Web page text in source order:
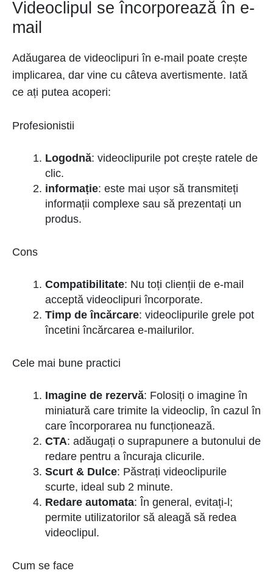
Videoclipul se încorporează în e-
mail
Adăugarea de videoclipuri în e-mail poate crește
implicarea, dar vine cu câteva avertismente. Iată
ce ați putea acoperi:
Profesionistii
Logodnă: videoclipurile pot crește ratele de
clic.
informație: este mai ușor să transmiteți
informații complexe sau să prezentați un
produs.
Cons
Compatibilitate: Nu toți clienții de e-mail
acceptă videoclipuri încorporate.
Timp de încărcare: videoclipurile grele pot
încetini încărcarea e-mailurilor.
Cele mai bune practici
Imagine de rezervă: Folosiți o imagine în
miniatură care trimite la videoclip, în cazul în
care încorporarea nu funcționează.
CTA: adăugați o suprapunere a butonului de
redare pentru a încuraja clicurile.
Scurt & Dulce: Păstrați videoclipurile
scurte, ideal sub 2 minute.
Redare automata: În general, evitați-l;
permite utilizatorilor să aleagă să redea
videoclipul.
Cum se face